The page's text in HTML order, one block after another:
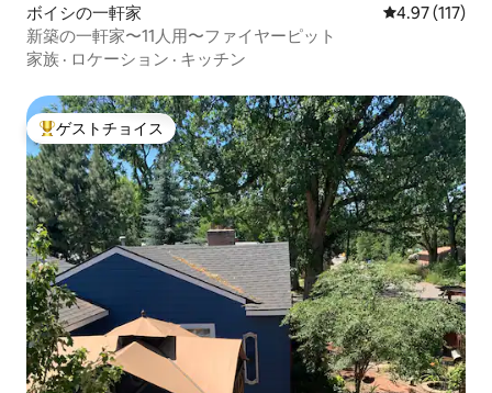
ボイシの一軒家 レビュー117
4.97 (117)
新築の一軒家〜11人用〜ファイヤーピット
家族 · ロケーション · キッチン
大好評のゲストチョイスです。
ゲストチョイス